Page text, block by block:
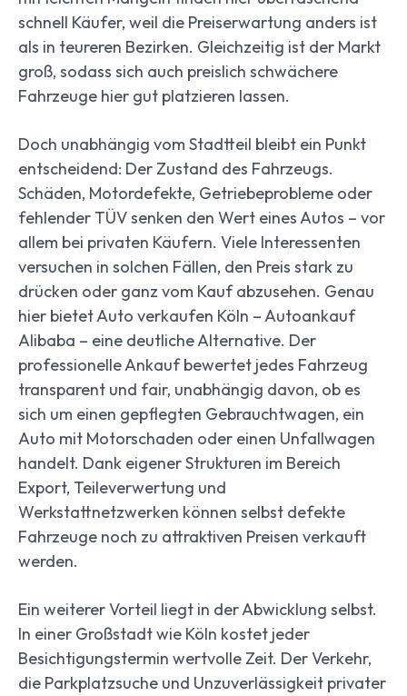
schnell Käufer, weil die Preiserwartung anders ist
als in teureren Bezirken. Gleichzeitig ist der Markt
groß, sodass sich auch preislich schwächere
Fahrzeuge hier gut platzieren lassen.
Doch unabhängig vom Stadtteil bleibt ein Punkt
entscheidend: Der Zustand des Fahrzeugs.
Schäden, Motordefekte, Getriebeprobleme oder
fehlender TÜV senken den Wert eines Autos – vor
allem bei privaten Käufern. Viele Interessenten
versuchen in solchen Fällen, den Preis stark zu
drücken oder ganz vom Kauf abzusehen. Genau
hier bietet Auto verkaufen Köln – Autoankauf
Alibaba – eine deutliche Alternative. Der
professionelle Ankauf bewertet jedes Fahrzeug
transparent und fair, unabhängig davon, ob es
sich um einen gepflegten Gebrauchtwagen, ein
Auto mit Motorschaden oder einen Unfallwagen
handelt. Dank eigener Strukturen im Bereich
Export, Teileverwertung und
Werkstattnetzwerken können selbst defekte
Fahrzeuge noch zu attraktiven Preisen verkauft
werden.
Ein weiterer Vorteil liegt in der Abwicklung selbst.
In einer Großstadt wie Köln kostet jeder
Besichtigungstermin wertvolle Zeit. Der Verkehr,
die Parkplatzsuche und Unzuverlässigkeit privater